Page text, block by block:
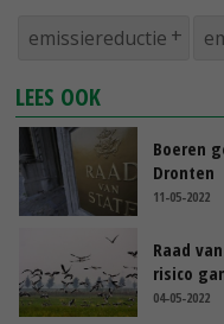
emissiereductie
LEES OOK
Boeren
Dronten
11-05-2022
Raad
risico
04-05-2022